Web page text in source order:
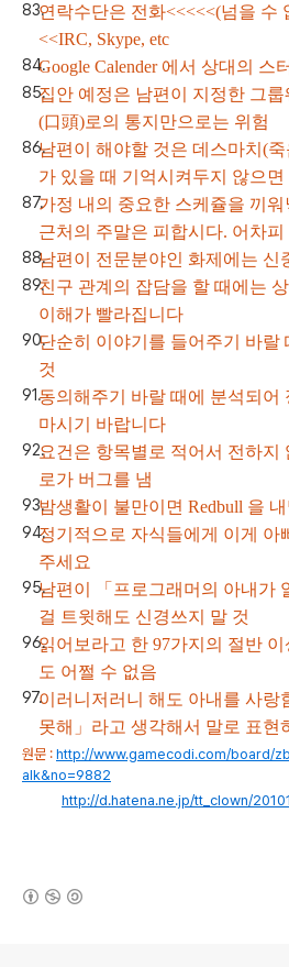
연락수단은 전화<<<<<(넘을 수
<<IRC, Skype, etc
Google Calender 에서 상대의 스
집안 예정은 남편이 지정한 그
(口頭)로의 통지만으로는 위험
남편이 해야할 것은 데스마치(
가 있을 때 기억시켜두지 않으면
가정 내의 중요한 스케쥴을 끼
근처의 주말은 피합시다. 어차
남편이 전문분야인 화제에는 신
친구 관계의 잡담을 할 때에는
이해가 빨라집니다
단순히 이야기를 들어주기 바랄
것
동의해주기 바랄 때에 분석되어
마시기 바랍니다
요건은 항목별로 적어서 전하지
로가 버그를 냄
밤생활이 불만이면 Redbull 을
정기적으로 자식들에게 이게 아
주세요
남편이 「프로그래머의 아내가
걸 트윗해도 신경쓰지 말 것
읽어보라고 한 97가지의 절반
도 어쩔 수 없음
이러니저러니 해도 아내를 사랑
못해」라고 생각해서 말로 표현
원문 : http://www.gamecodi.com/board/
alk&no=9882
http://d.hatena.ne.jp/tt_clown/